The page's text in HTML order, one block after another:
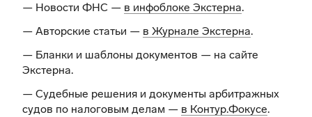
— Новости ФНС — в инфоблоке Экстерна.
— Авторские статьи — в Журнале Экстерна.
— Бланки и шаблоны документов — на сайте
Экстерна.
— Судебные решения и документы арбитражных
судов по налоговым делам — в Контур.Фокусе.